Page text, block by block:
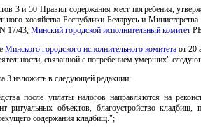
3 и 50 Правил содержания мест погребения,
хозяйства Республики Беларусь и Министерства
17/43, Минский городской исполнительный комитет
Минского городского исполнительного комитета от 20
связанной с погребением умерших"
3 изложить в следующей редакции:
после уплаты налогов направляются на
ритуальных объектов, благоустройство кладбищ,
содержания кладбищ.";